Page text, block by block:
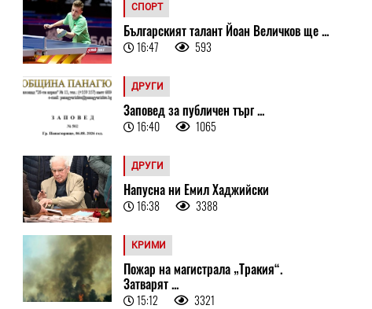
СПОРТ
Българският талант Йоан Величков ще ...
16:47 593
ДРУГИ
Заповед за публичен търг ...
16:40 1065
ДРУГИ
Напусна ни Емил Хаджийски
16:38 3388
КРИМИ
Пожар на магистрала „Тракия“.
Затварят ...
15:12 3321